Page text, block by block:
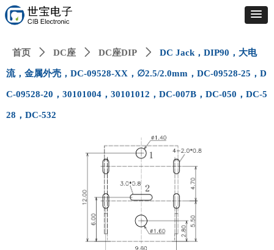
首页 ꄲ DC座 ꄲ DC座DIP ꄲ DC Jack，DIP90，大电
流，金属外壳，DC-09528-XX，∅2.5/2.0mm，DC-09528-25，D
C-09528-20，30101004，30101012，DC-007B，DC-050，DC-5
28，DC-532